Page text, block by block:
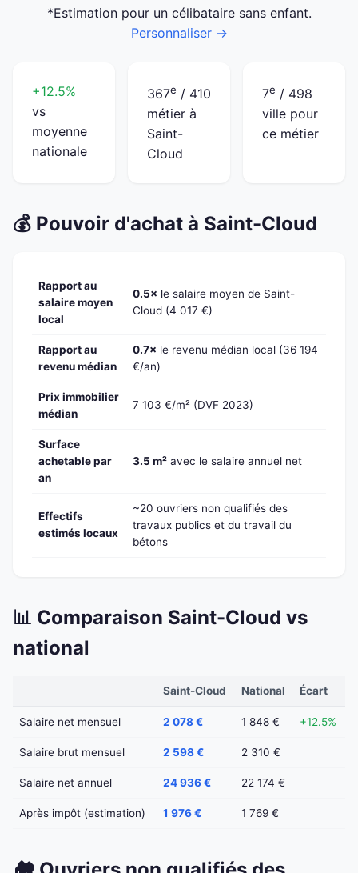
*Estimation pour un célibataire sans enfant.
Personnaliser →
+12.5%
vs
moyenne
nationale
367e / 410
métier à
Saint-
Cloud
7e / 498
ville pour
ce métier
💰 Pouvoir d'achat à Saint-Cloud
Rapport au
salaire moyen
local
0.5× le salaire moyen de Saint-
Cloud (4 017 €)
Rapport au
revenu médian
0.7× le revenu médian local (36 194
€/an)
Prix immobilier
médian
7 103 €/m² (DVF 2023)
Surface
achetable par
an
3.5 m² avec le salaire annuel net
Effectifs
estimés locaux
~20 ouvriers non qualifiés des
travaux publics et du travail du
bétons
📊 Comparaison Saint-Cloud vs
national
Saint-Cloud National Écart
Salaire net mensuel 2 078 € 1 848 € +12.5%
Salaire brut mensuel 2 598 € 2 310 €
Salaire net annuel 24 936 € 22 174 €
Après impôt (estimation) 1 976 € 1 769 €